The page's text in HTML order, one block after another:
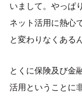
いまして。やっぱ
ネット活用に熱心
と変わりなくある
とくに保険及び金
活用ということに